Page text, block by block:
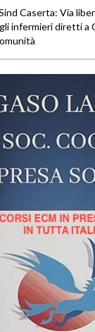
Caserta: Via
infermieri diretti a